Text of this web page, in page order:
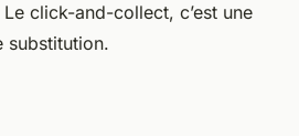
click-and-collect, c’est une
substitution.